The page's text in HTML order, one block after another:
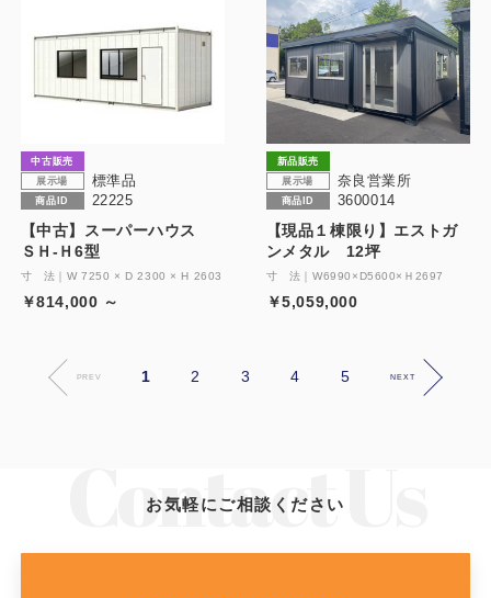
中古販売
展示場
標準品
商品ID 22225
【中古】スーパーハウス
ＳＨ-Ｈ6型
寸 法｜W 7250 × D 2300 × H 2603
￥814,000 ～
新品販売
展示場
奈良営業所
商品ID 3600014
【現品１棟限り】エストガ
ンメタル 12坪
寸 法｜W6990×D5600×Ｈ2697
￥5,059,000
PREV 1 2 3 4 5 NEXT
お気軽にご相談ください